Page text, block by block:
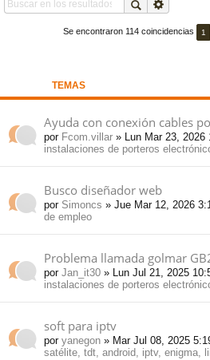
s
s ri
Se encontraron 114 coincidencias 1
TEMAS
Ayuda con conexión cables
por Fcom.villar » Lun Mar 23, 2026
instalaciones de porteros
Busco diseñador web
por Simoncs » Jue Mar 12, 2026
de empleo
Problema llamada golmar
por Jan_it30 » Lun Jul 21, 2025
instalaciones de porteros
soft para iptv
por yanegon » Mar Jul 08, 2025
satélite, tdt, android, iptv, enigma,